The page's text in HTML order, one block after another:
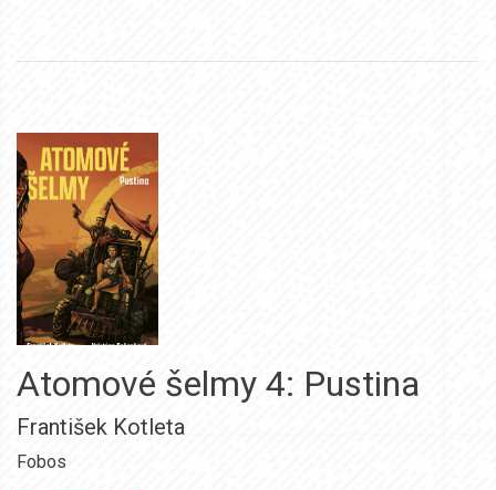
Atomové šelmy 4: Pustina
František Kotleta
Fobos